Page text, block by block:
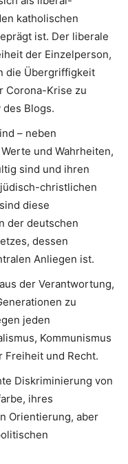
katholischen
ist. Der liberale
der Einzelperson,
die Übergriffigkeit
Corona-Krise zu
Blogs.
– neben
und Wahrheiten,
sind und ihren
christlichen
diese
der deutschen
dessen
Anliegen ist.
der Verantwortung,
zu
jeden
Kommunismus
Freiheit und Recht.
Diskriminierung von
ihres
Orientierung, aber